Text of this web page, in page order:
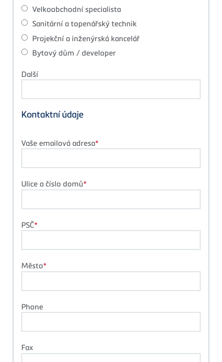
Velkoobchodní specialista
Sanitární a topenářský technik
Projekční a inženýrská kancelář
Bytový dům / developer
Další
Kontaktní údaje
Vaše emailová adresa
Ulice a číslo domů
PSČ
Město
Phone
Fax